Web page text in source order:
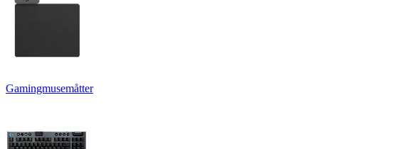
Gamingmusemåtter